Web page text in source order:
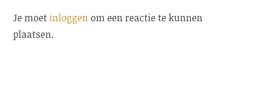
Je moet inloggenom een reactie te kunnen
plaatsen.